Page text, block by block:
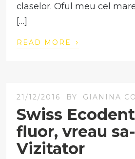
claselor. Oful meu cel
[…]
READ MORE ›
21/12/2016 BY GIANINA
Swiss
fluor, vreau
Vizitator